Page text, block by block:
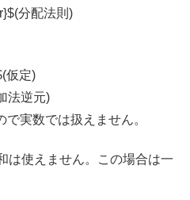
分配法則)
仮定)
法逆元)
実数では扱えません。
は使えません。この場合は一